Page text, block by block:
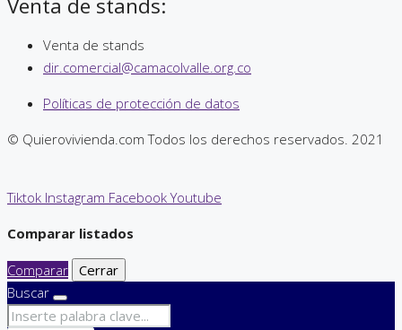
Venta de stands:
Venta de stands
dir.comercial@camacolvalle.org.co
Políticas de protección de datos
© Quierovivienda.com Todos los derechos reservados. 2021
Tiktok Instagram Facebook Youtube
Comparar listados
Comparar Cerrar
Buscar